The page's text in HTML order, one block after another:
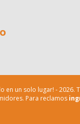
en un solo lugar! - 2026.
Para reclamos